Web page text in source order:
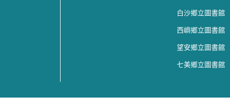
白沙鄉立圖書館
西嶼鄉立圖書館
望安鄉立圖書館
七美鄉立圖書館